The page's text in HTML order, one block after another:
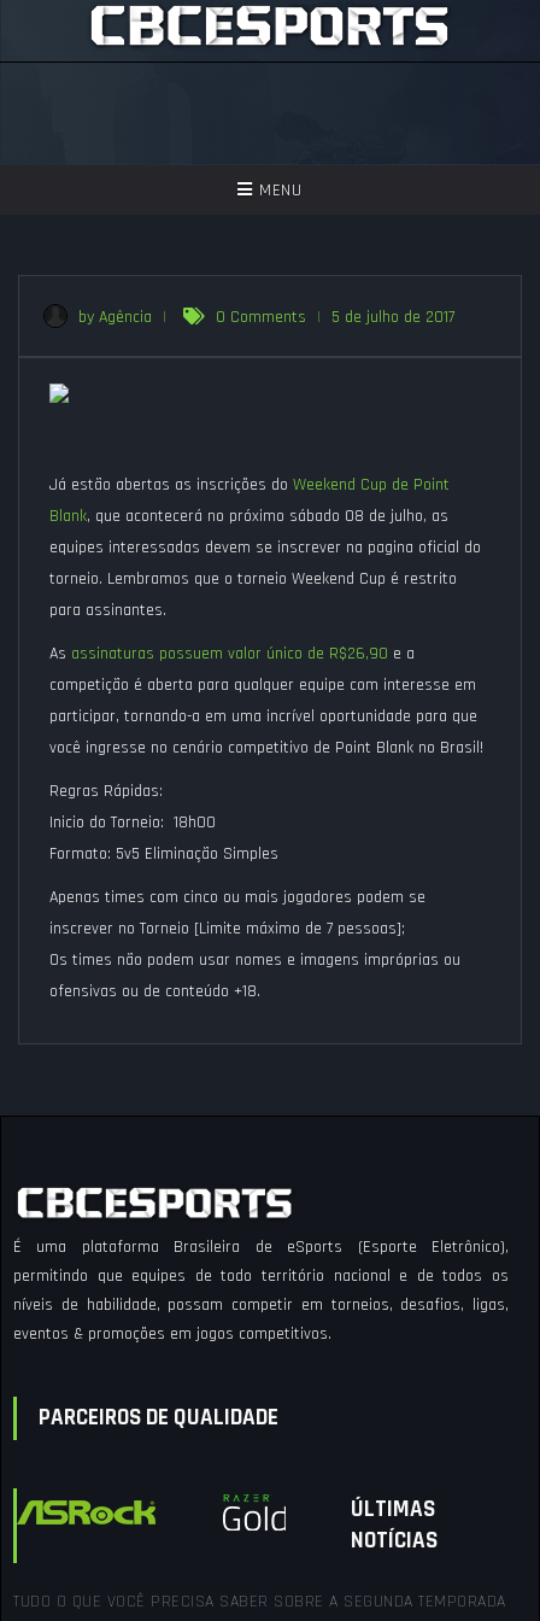
TOGGLE
MENU
ASSISTIR
PERGUNTAS FREQUENTES
SEJA UM APOIADOR!
by Agência | 0 Comments | 5 de julho de 2017
Já estão abertas as inscrições do Weekend Cup de Point
Blank, que acontecerá no próximo sábado 08 de julho, as
equipes interessadas devem se inscrever na pagina oficial do
torneio. Lembramos que o torneio Weekend Cup é restrito
para assinantes.
As assinaturas possuem valor único de R$26,90 e a
competição é aberta para qualquer equipe com interesse em
participar, tornando-a em uma incrível oportunidade para que
você ingresse no cenário competitivo de Point Blank no Brasil!
Regras Rápidas:
Inicio do Torneio: 18h00
Formato: 5v5 Eliminação Simples
Apenas times com cinco ou mais jogadores podem se
inscrever no Torneio [Limite máximo de 7 pessoas];
Os times não podem usar nomes e imagens impróprias ou
ofensivas ou de conteúdo +18.
É uma plataforma Brasileira de eSports (Esporte Eletrônico),
permitindo que equipes de todo território nacional e de todos os
níveis de habilidade, possam competir em torneios, desafios, ligas,
eventos & promoções em jogos competitivos.
PARCEIROS DE QUALIDADE
ÚLTIMAS
NOTÍCIAS
TUDO O QUE VOCÊ PRECISA SABER SOBRE A SEGUNDA TEMPORADA